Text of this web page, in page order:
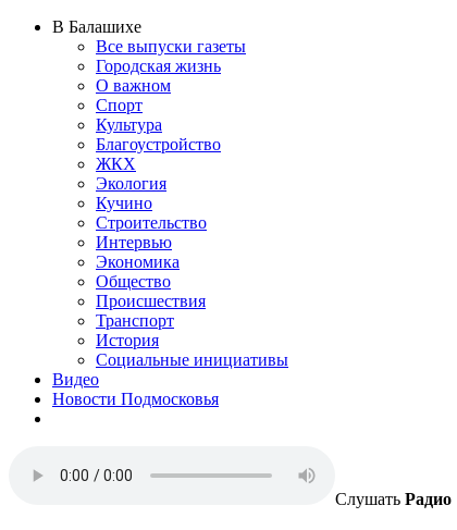
В Балашихе
Все выпуски газеты
Городская жизнь
О важном
Спорт
Культура
Благоустройство
ЖКХ
Экология
Кучино
Строительство
Интервью
Экономика
Общество
Происшествия
Транспорт
История
Социальные инициативы
Видео
Новости Подмосковья
Слушать Радио